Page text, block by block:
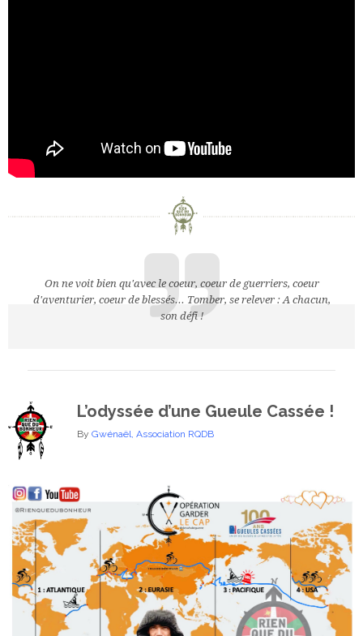
On ne voit bien qu'avec le coeur, coeur de guerriers, coeur
d'aventurier, coeur de blessés... Tomber, se relever : A chacun,
son défi !
L’odyssée d’une Gueule Cassée !
By Gwénaël Association RQDB